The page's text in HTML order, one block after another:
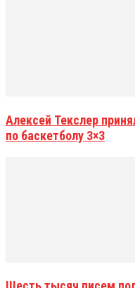
Алексей Текслер
по баскетболу 3×3